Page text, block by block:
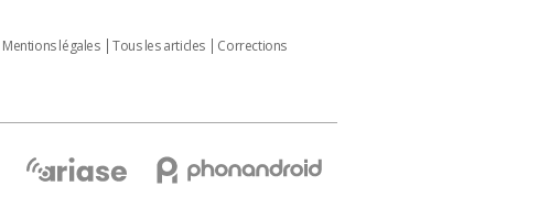
Mentions légales Tous les articles
Corrections